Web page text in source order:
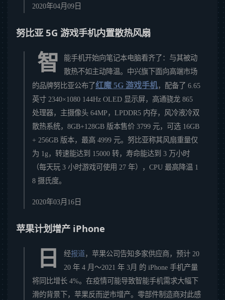
2020年04月09日
努比亚 5G 游戏手机内置散热风扇
智
能手机开始向笔记本电脑看齐了：与其被动
散热不如主动降温。中兴旗下面向高端市场
的品牌努比亚公布了红魔 5G 游戏手机，配备了 6.65
英寸 2340×1080 144Hz OLED 显示屏，高通骁龙 865
处理器，主摄像头 64MP，LPDDR5 内存，风冷液冷双
散热系统，8GB+128GB 版本售价 3799 元，可选 16GB
+ 256GB 版本，最高 4999 元。努比亚称其风扇重量仅
为 1g，转速能达到 15000 转，寿命能达到 3 万小时
（每天玩 3 小时游戏可使用 27 年），CPU 最高降温 1
8 摄氏度。
2020年03月16日
苹果计划增产 iPhone
日 经报道，苹果公司告知多家供应商，预计 20
20 年 4 月～2021 年 3月 的 iPhone 手机产量
将同比增长 4%。在疫情可能导致智能手机需求大幅下
滑的背景下，苹果反而逆市增产。零部件制造商对此感